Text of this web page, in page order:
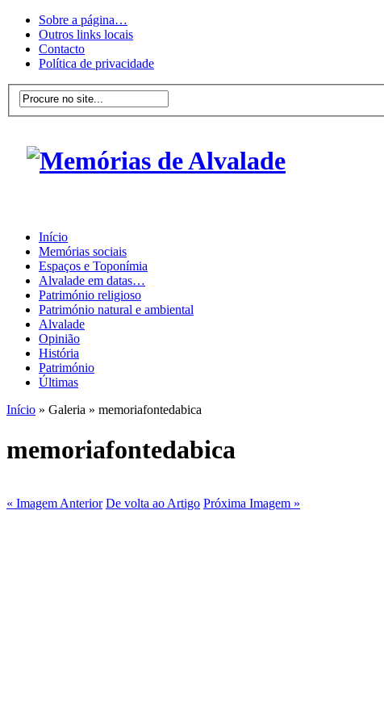
Sobre a página…
Outros links locais
Contacto
Política de privacidade
Início
Memórias sociais
Espaços e Toponímia
Alvalade em datas…
Património religioso
Património natural e ambiental
Alvalade
Opinião
História
Património
Últimas
Início » Galeria » memoriafontedabica
memoriafontedabica
« Imagem Anterior De volta ao Artigo Próxima Imagem »